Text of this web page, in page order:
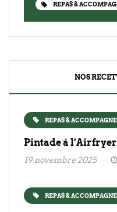
REPAS &
NOS
REPAS &
Pintade à l’Airfryer
19 novembre 2025
REPAS &